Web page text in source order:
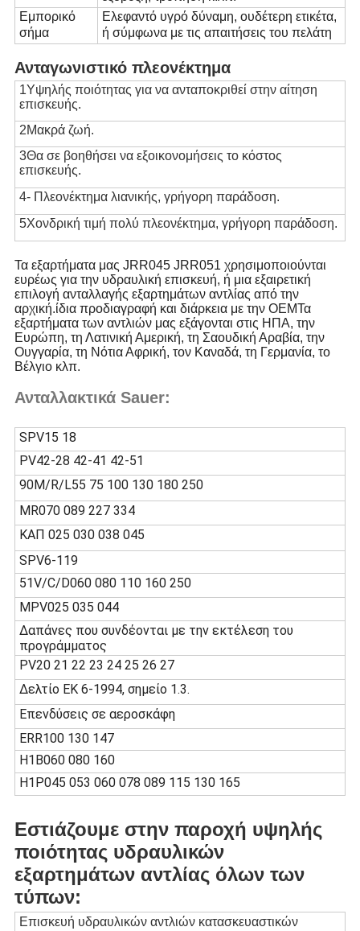
Εμπορικό
σήμα
Ελεφαντό υγρό δύναμη, ουδέτερη ετικέτα,
ή σύμφωνα με τις απαιτήσεις του πελάτη
Ανταγωνιστικό πλεονέκτημα
1Υψηλής ποιότητας για να ανταποκριθεί στην αίτηση
επισκευής.
2Μακρά ζωή.
3Θα σε βοηθήσει να εξοικονομήσεις το κόστος
επισκευής.
4- Πλεονέκτημα λιανικής, γρήγορη παράδοση.
5Χονδρική τιμή πολύ πλεονέκτημα, γρήγορη παράδοση.
Τα εξαρτήματα μας JRR045 JRR051 χρησιμοποιούνται
ευρέως για την υδραυλική επισκευή, ή μια εξαιρετική
επιλογή ανταλλαγής εξαρτημάτων αντλίας από την
αρχική.ίδια προδιαγραφή και διάρκεια με την OEMΤα
εξαρτήματα των αντλιών μας εξάγονται στις ΗΠΑ, την
Ευρώπη, τη Λατινική Αμερική, τη Σαουδική Αραβία, την
Ουγγαρία, τη Νότια Αφρική, τον Καναδά, τη Γερμανία, το
Βέλγιο κλπ.
Ανταλλακτικά Sauer:
SPV15 18
PV42-28 42-41 42-51
90M/R/L55 75 100 130 180 250
MR070 089 227 334
ΚΑΠ 025 030 038 045
SPV6-119
51V/C/D060 080 110 160 250
MPV025 035 044
Δαπάνες που συνδέονται με την εκτέλεση του
προγράμματος
PV20 21 22 23 24 25 26 27
Δελτίο ΕΚ 6-1994, σημείο 1.3.
Επενδύσεις σε αεροσκάφη
ERR100 130 147
H1B060 080 160
H1P045 053 060 078 089 115 130 165
Εστιάζουμε στην παροχή υψηλής
ποιότητας υδραυλικών
εξαρτημάτων αντλίας όλων των
τύπων:
Επισκευή υδραυλικών αντλιών κατασκευαστικών